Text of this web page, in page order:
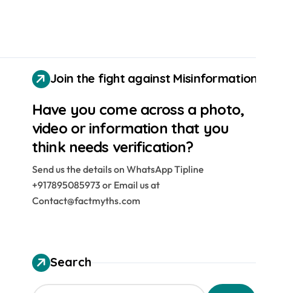
Join the fight against Misinformation
Have you come across a photo,
video or information that you
think needs verification?
Send us the details on WhatsApp Tipline
+917895085973 or Email us at
Contact@factmyths.com
Search